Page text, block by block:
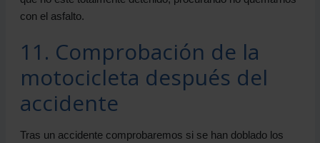
con el asfalto.
11. Comprobación de la
motocicleta después del
accidente
Tras un accidente comprobaremos si se han doblado los